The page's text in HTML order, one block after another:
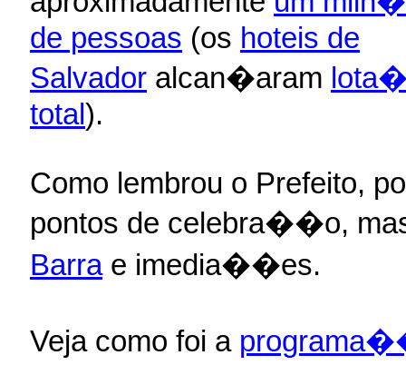
de pessoas (os hoteis de
Salvador alcan�aram
total).
Como lembrou o Prefeito,
pontos de celebra��o,
Barrae imedia��es.
Veja como foi a